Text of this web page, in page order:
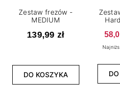
Zestaw frezów -
MEDIUM
139,99 zł
DO KOSZYKA